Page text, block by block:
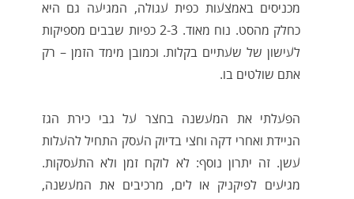
מכניסים באמצעות כפית עגולה, המגיעה גם היא
כחלק מהסט. נוח מאוד. 2-3 כפיות שבבים מספיקות
לעישון של שעתיים בקלות. וכמובן מימד הזמן – רק
אתם שולטים בו.
הפעלתי את המעשנה בחצר על גבי כירת הגז
הניידת ואחרי דקה וחצי בדיוק העסק התחיל להעלות
עשן. זה יתרון נוסף: לא לוקח זמן ולא התעסקות.
מגיעים לפיקניק או לים, מרכיבים את המעשנה,